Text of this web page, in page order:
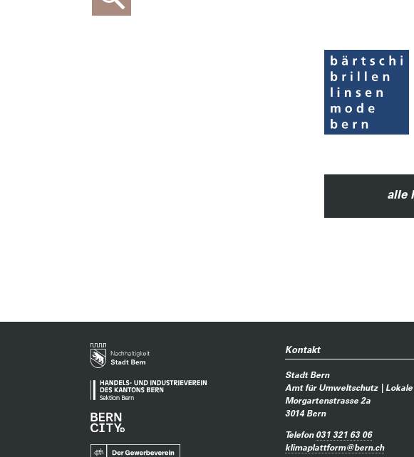
alle
Kontakt
Stadt Bern
Amt für Umweltschutz | Lokale
Morgartenstrasse 2a
3014 Bern
Telefon031 321 63 06
klimaplattform@bern.ch